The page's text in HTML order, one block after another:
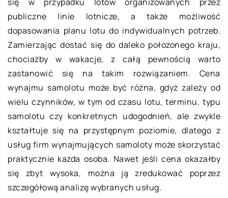
publiczne linie lotnicze, a także możliwość
dopasowania planu lotu do indywidualnych potrzeb.
Zamierzając dostać się do daleko położonego kraju,
chociażby w wakacje, z całą pewnością warto
zastanowić się na takim rozwiązaniem. Cena
wynajmu samolotu może być różna, gdyż zależy od
wielu czynników, w tym od czasu lotu, terminu, typu
samolotu czy konkretnych udogodnień, ale zwykle
kształtuje się na przystępnym poziomie, dlatego z
usług firm wynajmujących samoloty może skorzystać
praktycznie każda osoba. Nawet jeśli cena okazałby
się zbyt wysoka, można ją zredukować poprzez
szczegółową analizę wybranych usług.